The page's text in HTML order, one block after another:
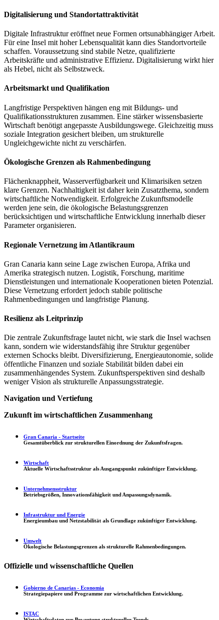
Digitalisierung und Standortattraktivität
Digitale Infrastruktur eröffnet neue Formen ortsunabhängiger Arbeit.
Für eine Insel mit hoher Lebensqualität kann dies Standortvorteile
schaffen. Voraussetzung sind stabile Netze, qualifizierte
Arbeitskräfte und administrative Effizienz. Digitalisierung wirkt hier
als Hebel, nicht als Selbstzweck.
Arbeitsmarkt und Qualifikation
Langfristige Perspektiven hängen eng mit Bildungs- und
Qualifikationsstrukturen zusammen. Eine stärker wissensbasierte
Wirtschaft benötigt angepasste Ausbildungswege. Gleichzeitig muss
soziale Integration gesichert bleiben, um strukturelle
Ungleichgewichte nicht zu verschärfen.
Ökologische Grenzen als Rahmenbedingung
Flächenknappheit, Wasserverfügbarkeit und Klimarisiken setzen
klare Grenzen. Nachhaltigkeit ist daher kein Zusatzthema, sondern
wirtschaftliche Notwendigkeit. Erfolgreiche Zukunftsmodelle
werden jene sein, die ökologische Belastungsgrenzen
berücksichtigen und wirtschaftliche Entwicklung innerhalb dieser
Parameter organisieren.
Regionale Vernetzung im Atlantikraum
Gran Canaria kann seine Lage zwischen Europa, Afrika und
Amerika strategisch nutzen. Logistik, Forschung, maritime
Dienstleistungen und internationale Kooperationen bieten Potenzial.
Diese Vernetzung erfordert jedoch stabile politische
Rahmenbedingungen und langfristige Planung.
Resilienz als Leitprinzip
Die zentrale Zukunftsfrage lautet nicht, wie stark die Insel wachsen
kann, sondern wie widerstandsfähig ihre Struktur gegenüber
externen Schocks bleibt. Diversifizierung, Energieautonomie, solide
öffentliche Finanzen und soziale Stabilität bilden dabei ein
zusammenhängendes System. Zukunftsperspektiven sind deshalb
weniger Vision als strukturelle Anpassungsstrategie.
Navigation und Vertiefung
Zukunft im wirtschaftlichen Zusammenhang
Gran Canaria - Startseite
Gesamtüberblick zur strukturellen Einordnung der Zukunftsfragen.
Wirtschaft
Aktuelle Wirtschaftsstruktur als Ausgangspunkt zukünftiger Entwicklung.
Unternehmensstruktur
Betriebsgrößen, Innovationsfähigkeit und Anpassungsdynamik.
Infrastruktur und Energie
Energieumbau und Netzstabilität als Grundlage zukünftiger Entwicklung.
Umwelt
Ökologische Belastungsgrenzen als strukturelle Rahmenbedingungen.
Offizielle und wissenschaftliche Quellen
Gobierno de Canarias - Economia
Strategiepapiere und Programme zur wirtschaftlichen Entwicklung.
ISTAC